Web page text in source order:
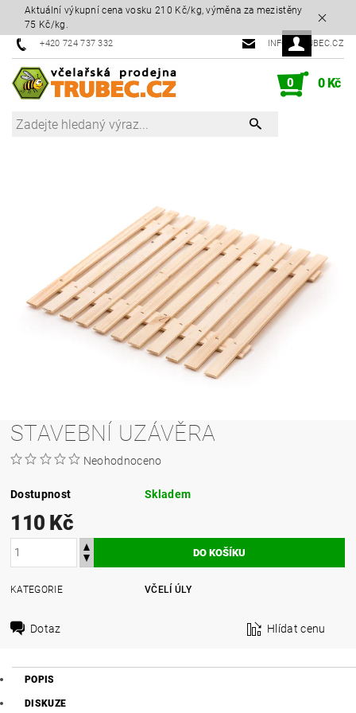
Aktuální výkupní cena vosku 210 Kč/kg, výměna za mezistěny
75 Kč/kg.
+420 724 737 332 INFO@TRUBEC.CZ
0 0 Kč
STAVEBNÍ UZÁVĚRA
Neohodnoceno
Dostupnost Skladem
110 Kč
KATEGORIE VČELÍ ÚLY
Dotaz Hlídat cenu
POPIS
DISKUZE